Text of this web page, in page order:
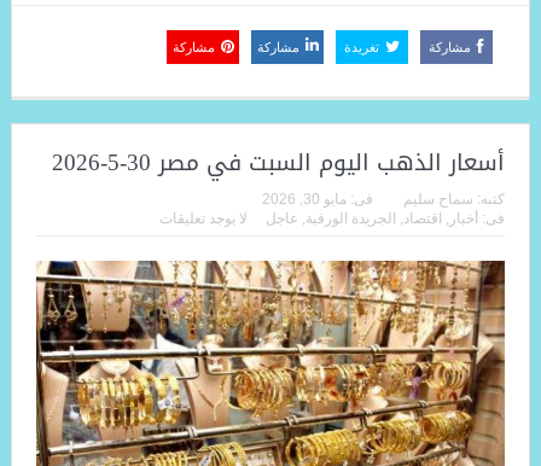
مشاركة تغريدة مشاركة مشاركة
أسعار الذهب اليوم السبت في مصر 30-5-2026
كتبه: سماح سليم فى: مايو 30, 2026
فى: أخبار اقتصاد الجريدة الورقية عاجل لا يوجد تعليقات